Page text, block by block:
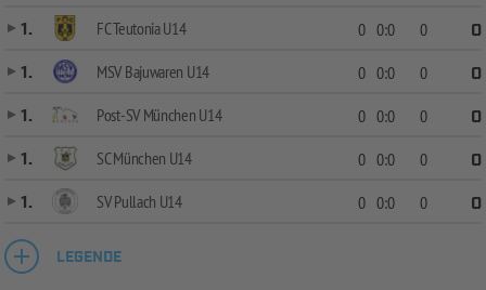
1.
FC Teutonia U14 0 0:0 0
0
1.
MSV Bajuwaren U14 0 0:0 0
0
1.
Post-SV München U14 0 0:0 0
0
1.
SC München U14 0 0:0 0
0
1.
SV Pullach U14 0 0:0 0 0
LEGENDE